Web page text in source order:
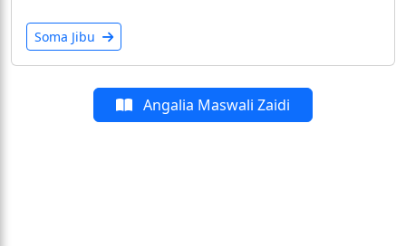
Soma Jibu
Angalia Maswali Zaidi